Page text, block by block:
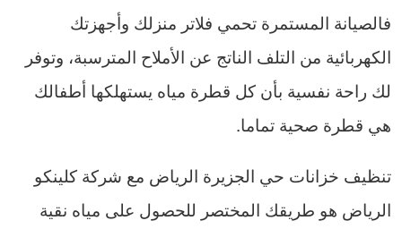
فالصيانة المستمرة تحمي فلاتر منزلك وأجهزتك
الكهربائية من التلف الناتج عن الأملاح المترسبة، وتوفر
لك راحة نفسية بأن كل قطرة مياه يستهلكها أطفالك
هي قطرة صحية تماما.
تنظيف خزانات حي الجزيرة الرياض مع شركة كلينكو
الرياض هو طريقك المختصر للحصول على مياه نقية